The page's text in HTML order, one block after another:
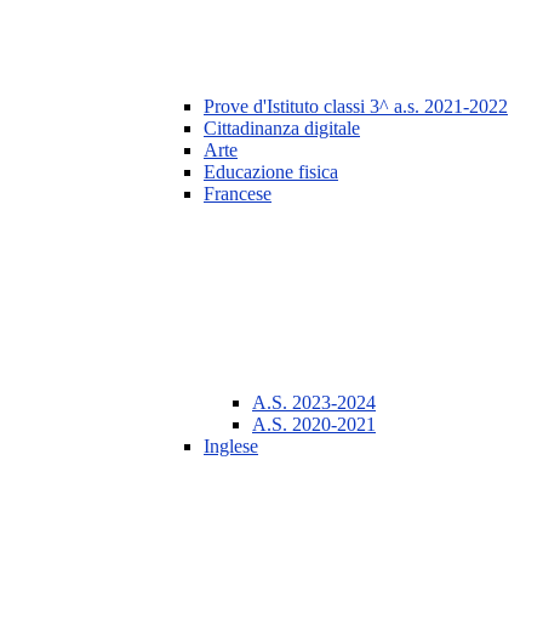
Prove d'Istituto classi 3^ a.s. 2021-2022
Cittadinanza digitale
Arte
Educazione fisica
Francese
A.S. 2023-2024
A.S. 2020-2021
Inglese